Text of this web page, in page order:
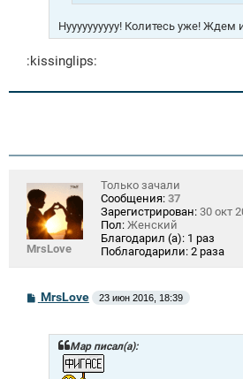
Нуууууууууу! Колитесь уже! Ждем
:kissinglips:
MrsLove
Только зачали
Сообщения: 37
Зарегистрирован: 30 окт
Пол: Женский
Благодарил (а): 1 раз
Поблагодарили: 2 раза
СMrsLove 23 июн 2016, 18:39
Mар писал(а):